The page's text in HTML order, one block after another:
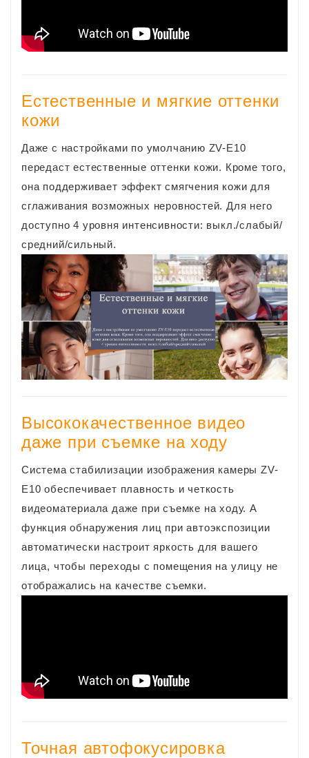
Естественные и мягкие оттенки
кожи
Даже с настройками по умолчанию ZV-E10
передаст естественные оттенки кожи. Кроме того,
она поддерживает эффект смягчения кожи для
сглаживания возможных неровностей. Для него
доступно 4 уровня интенсивности: выкл./слабый/
средний/сильный.
Высококачественное видео
даже при съемке на ходу
Система стабилизации изображения камеры ZV-
E10 обеспечивает плавность и четкость
видеоматериала даже при съемке на ходу. А
функция обнаружения лиц при автоэкспозиции
автоматически настроит яркость для вашего
лица, чтобы переходы с помещения на улицу не
отображались на качестве съемки.
Точная автофокусировка